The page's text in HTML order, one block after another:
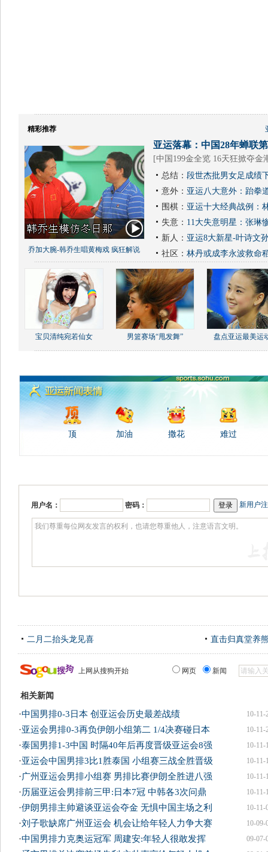
精彩推荐
乔加大腕-韩乔生唱黄梅戏 疯狂解说
亚运落幕：中国28年蝉联
[中国199金全览 16天狂掀夺金
总结： 段世杰批男女足成绩
意外： 亚运八大意外：跆拳
围棋： 亚运十大经典战例：
失意： 11大失意明星：张琳
新人： 亚运8大新星-叶诗文
社区： 林丹或成李永波救命
宝贝清纯宛若仙女 男篮赛场“甩发舞” 盘点亚运最美运
顶 加油 撒花 难过
用户名： 密码： 新用户
二月二抬头龙见喜 直击归真堂养
上网从搜狗开始 网页 新闻
相关新闻
10-11-
·中国男排0-3日本 创亚运会历史最差战绩
10-11-
·亚运会男排0-3再负伊朗小组第二 1/4决赛碰日本
10-11-
·泰国男排1-3中国 时隔40年后再度晋级亚运会8强
10-11-
·亚运会中国男排3比1胜泰国 小组赛三战全胜晋级
10-11-
·广州亚运会男排小组赛 男排比赛伊朗全胜进八强
10-11-
·历届亚运会男排前三甲:日本7冠 中韩各3次问鼎
10-11-
·伊朗男排主帅避谈亚运会夺金 无惧中国主场之利
10-09-
·刘子歌缺席广州亚运会 机会让给年轻人力争大赛
09-07-
·中国男排力克奥运冠军 周建安:年轻人很敢发挥